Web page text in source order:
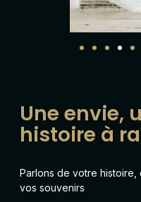
Une envie,
histoire à
Parlons de votre
vos souvenirs